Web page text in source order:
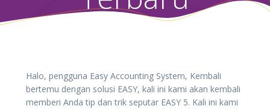
Halo, pengguna Easy Accounting System, Kembali
bertemu dengan solusi EASY, kali ini kami akan kembali
memberi Anda tip dan trik seputar EASY 5. Kali ini kami